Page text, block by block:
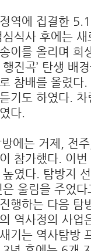
역에 집결한
식사 후에는
이를 올리며 희
진곡’ 탄생 배
참배를 올렸다
기도 하였다.
다.
에는 거제, 전
참가했다. 이
였다. 탐방지
울림을 주었
행하는 다음
역사정의 사업
기는 역사탐방